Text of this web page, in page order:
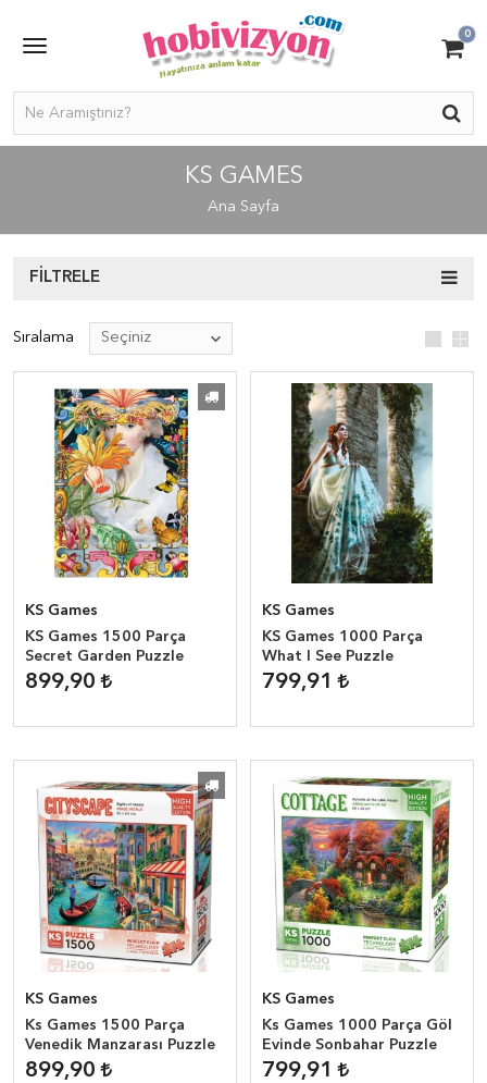
0
KS GAMES
Ana Sayfa
FILTRELE
Sıralama
KS Games
KS Games 1500 Parça
Secret Garden Puzzle
899,90
KS Games
KS Games 1000 Parça
What I See Puzzle
799,91
KS Games
Ks Games 1500 Parça
Venedik Manzarası Puzzle
899,90
KS Games
Ks Games 1000 Parça Göl
Evinde Sonbahar Puzzle
799,91